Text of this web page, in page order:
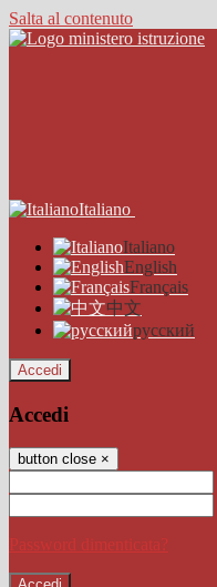
Salta al contenuto
Italiano
Italiano
English
Français
中文
русский
Accedi
Accedi
button close ×
Password dimenticata?